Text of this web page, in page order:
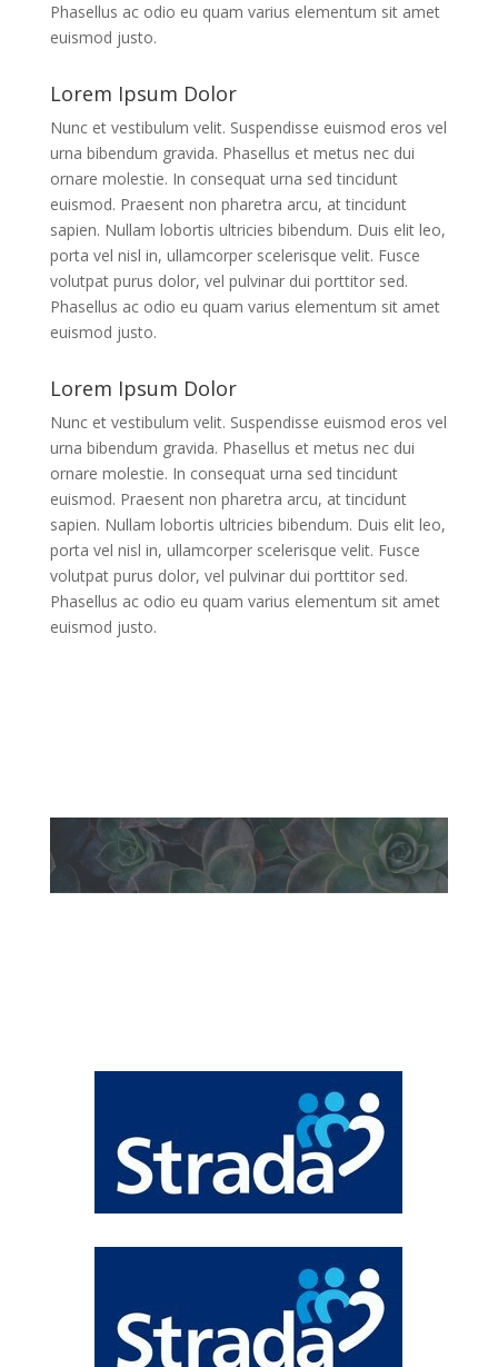
Phasellus ac odio eu quam varius elementum sit amet
euismod justo.
Lorem Ipsum Dolor
Nunc et vestibulum velit. Suspendisse euismod eros vel
urna bibendum gravida. Phasellus et metus nec dui
ornare molestie. In consequat urna sed tincidunt
euismod. Praesent non pharetra arcu, at tincidunt
sapien. Nullam lobortis ultricies bibendum. Duis elit leo,
porta vel nisl in, ullamcorper scelerisque velit. Fusce
volutpat purus dolor, vel pulvinar dui porttitor sed.
Phasellus ac odio eu quam varius elementum sit amet
euismod justo.
Lorem Ipsum Dolor
Nunc et vestibulum velit. Suspendisse euismod eros vel
urna bibendum gravida. Phasellus et metus nec dui
ornare molestie. In consequat urna sed tincidunt
euismod. Praesent non pharetra arcu, at tincidunt
sapien. Nullam lobortis ultricies bibendum. Duis elit leo,
porta vel nisl in, ullamcorper scelerisque velit. Fusce
volutpat purus dolor, vel pulvinar dui porttitor sed.
Phasellus ac odio eu quam varius elementum sit amet
euismod justo.